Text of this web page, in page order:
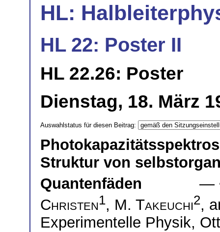
HL:
HL 22: Poster II
HL 22.26: Poster
Dienstag, 18. März
Auswahlstatus für diesen Beitrag:
Struktur von
Quantenfäden
—
Christen1, M. Takeuchi2,
Experimentelle Physik,